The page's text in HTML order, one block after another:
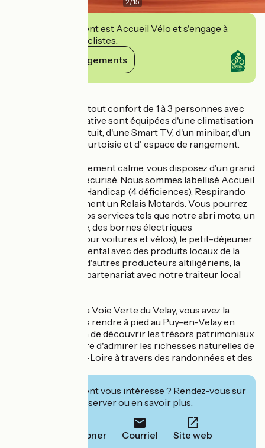
Cet établissement est Accueil Vélo et s'engage à
accueillir des cyclistes.
Voir ses engagements
Nos 44 chambres tout confort de 1 à 3 personnes avec
salle de bains privative sont équipées d'une climatisation
d'un accès wifi gratuit, d'une Smart TV, d'un minibar, d'un
bureau, plateau courtoisie et d' espace de rangement.
Dans un environnement calme, vous disposez d'un grand
parking privé et sécurisé. Nous sommes labellisé Accueil
Vélo, Tourisme & Handicap (4 déficiences), Respirando
et sommes également un Relais Motards. Vous pourrez
profiter de tous nos services tels que notre abri moto, un
local à vélos fermé, des bornes électriques
rechargeables (pour voitures et vélos), le petit-déjeuner
type buffet continental avec des produits locaux de la
Ferme Ponote et d'autres producteurs altiligériens, la
demi-pension en partenariat avec notre traiteur local
Situé à 200 m de la Voie Verte du Velay, vous avez la
possibilité de vous rendre à pied au Puy-en-Velay en
toute sécurité afin de découvrir les trésors patrimoniaux
de la ville ou encore d'admirer les richesses naturelles de
notre belle Haute-Loire à travers des randonnées et des
Cet établissement vous intéresse ? Rendez-vous sur
leur site pour réserver ou en savoir plus.
Téléphoner Courriel Site web